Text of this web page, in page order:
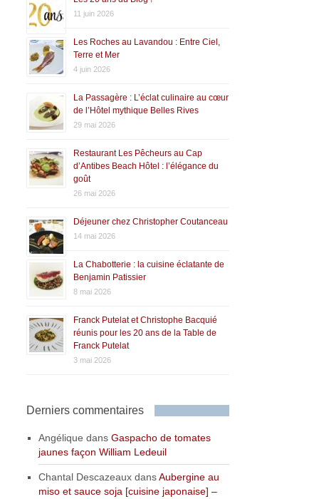
11 juin 2026
Les Roches au Lavandou : Entre Ciel,
Terre et Mer
4 juin 2026
La Passagère : L’éclat culinaire au cœur
de l’Hôtel mythique Belles Rives
29 mai 2026
Restaurant Les Pêcheurs au Cap
d’Antibes Beach Hôtel : l’élégance du
goût
26 mai 2026
Déjeuner chez Christopher Coutanceau
14 mai 2026
La Chabotterie : la cuisine éclatante de
Benjamin Patissier
8 mai 2026
Franck Putelat et Christophe Bacquié
réunis pour les 20 ans de la Table de
Franck Putelat
3 mai 2026
Derniers commentaires
Angélique dansGaspacho de tomates
jaunes façon William Ledeuil
Chantal Descazeaux dansAubergine au
miso et sauce soja [cuisine japonaise] –